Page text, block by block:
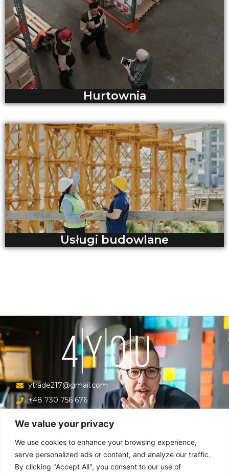
We value your privacy
We use cookies to enhance your browsing experience,
serve personalized ads or content, and analyze our traffic.
By clicking "Accept All", you consent to our use of
Hurtownia
Usługi budowlane
ytrade217@gmail.com
+48 730 756 676
Menu
Główna